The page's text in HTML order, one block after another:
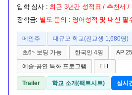
입학 심사 : 최근 3년간 성적표 / 추천서 /
장학금: 별도 문의 : 영어성적 및 내신 필
메인주 대규모 학교(전교생 1,680명)
초6~ 보딩 가능
한국인 4명 AP
예술·공연 특화 프로그램
ELL
Trailer 학교 소개(팩트시트) 실시